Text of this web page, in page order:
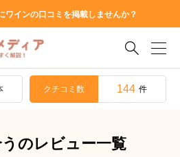
ワインの口コミを掲載しませんか？

クチコミ数 144 件
のレビュー一覧